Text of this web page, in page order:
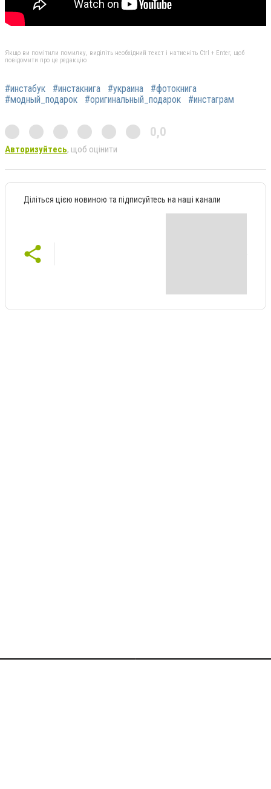
Якщо ви помітили помилку, виділіть необхідний текст і натисніть Ctrl + Enter, щоб
повідомити про це редакцію
#инстабук #инстакнига #украина
#фотокнига
#модный_подарок
#оригинальный_подарок #инстаграм
0,0
Авторизуйтесь, щоб оцінити
Діліться цією новиною та підписуйтесь на наші канали